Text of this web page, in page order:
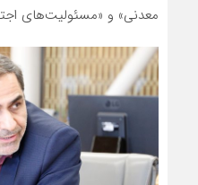
معدنی» و «مسئولیت‌های